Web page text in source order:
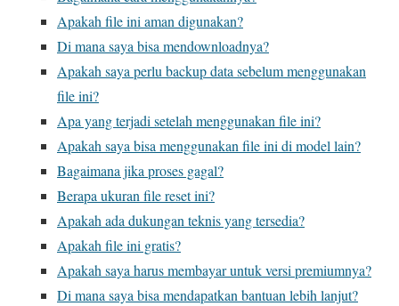
Apakah file ini aman digunakan?
Di mana saya bisa mendownloadnya?
Apakah saya perlu backup data sebelum menggunakan
file ini?
Apa yang terjadi setelah menggunakan file ini?
Apakah saya bisa menggunakan file ini di model lain?
Bagaimana jika proses gagal?
Berapa ukuran file reset ini?
Apakah ada dukungan teknis yang tersedia?
Apakah file ini gratis?
Apakah saya harus membayar untuk versi premiumnya?
Di mana saya bisa mendapatkan bantuan lebih lanjut?